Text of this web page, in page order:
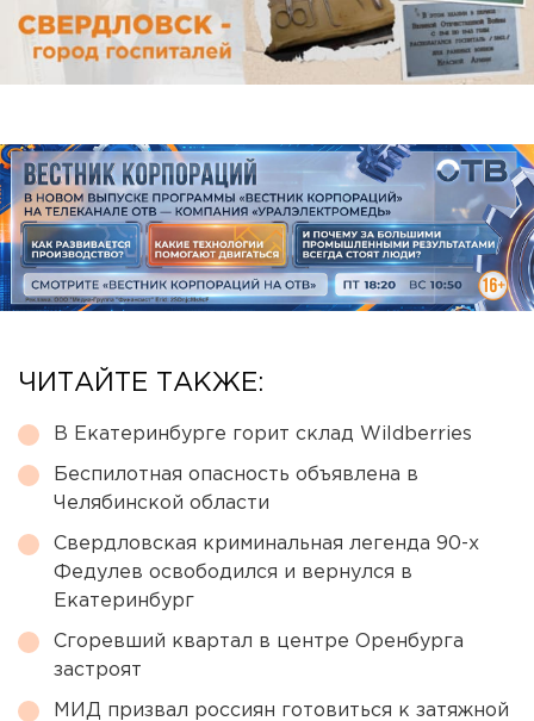
ЧИТАЙТЕ ТАКЖЕ:
В Екатеринбурге горит склад Wildberries
Беспилотная опасность объявлена в
Челябинской области
Свердловская криминальная легенда 90-х
Федулев освободился и вернулся в
Екатеринбург
Сгоревший квартал в центре Оренбурга
застроят
МИД призвал россиян готовиться к затяжной